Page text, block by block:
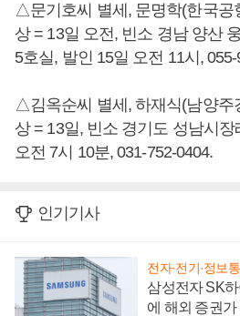
△문기호씨 별세, 문명학(한국공
상 = 13일 오전, 빈소 경남 양산
5호실, 발인 15일 오전 11시,
△김옥순씨 별세, 하재식(남양주
상 = 13일, 빈소 경기도 성남시장
오전 7시 10분, 031-752-0404.
인기기사
전자·전기·정보
삼성전자 SK
에 해외 증권